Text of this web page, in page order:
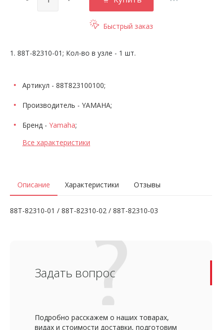
Быстрый заказ
1. 88T-82310-01; Кол-во в узле - 1 шт.
Артикул - 88T823100100;
Производитель - YAMAHA;
Бренд - Yamaha;
Все характеристики
Описание Характеристики Отзывы
88T-82310-01 / 88T-82310-02 / 88T-82310-03
Задать вопрос
Подробно расскажем о наших товарах,
видах и стоимости доставки, подготовим